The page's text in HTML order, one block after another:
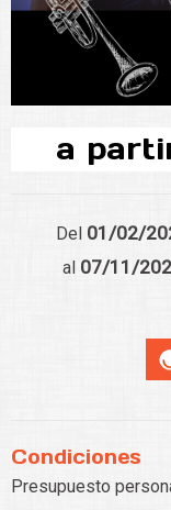
a
Del 01/02/
al 07/11/
Condiciones
Presupuesto